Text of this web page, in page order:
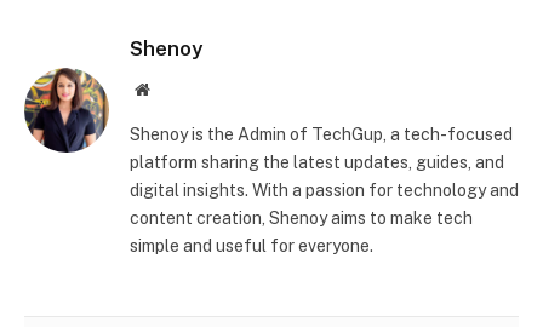
Shenoy
Website
Shenoy is the Admin of TechGup, a tech-focused
platform sharing the latest updates, guides, and
digital insights. With a passion for technology and
content creation, Shenoy aims to make tech
simple and useful for everyone.